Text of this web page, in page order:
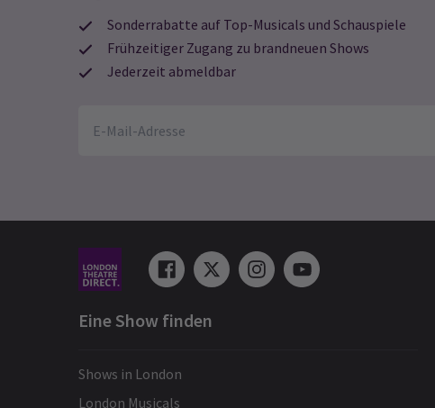
Sonderrabatte auf Top-Musicals und Schauspiele
Frühzeitiger Zugang zu brandneuen Shows
Jederzeit abmeldbar
Eine Show finden
Shows in London
London Musicals